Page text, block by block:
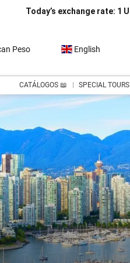
Today’s exchange rate: 1
Peso English
CATÁLOGOS 📖 SPECIAL